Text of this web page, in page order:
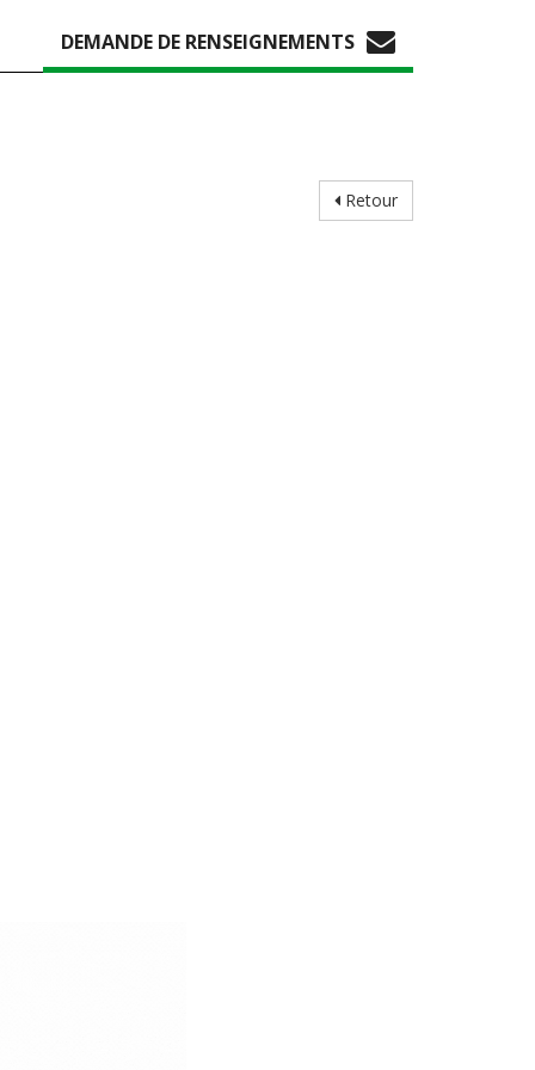
DEMANDE DE RENSEIGNEMENTS
Retour